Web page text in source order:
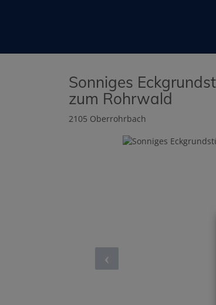
Sonniges
zum Rohrwald
2105 Oberrohrbach